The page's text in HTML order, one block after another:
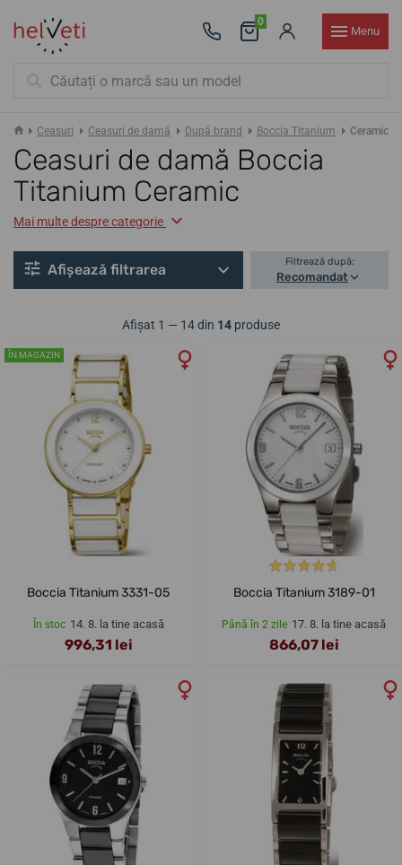
0
Menu
Ceasuri Ceasuri de damă După brand Boccia Titanium Ceramic
Ceasuri de damă Boccia
Titanium Ceramic
Mai multe despre categorie
Afișează filtrarea Filtrează după:
Recomandat
Afișat 1 — 14 din 14 produse
ÎN MAGAZIN
Boccia Titanium 3331-05
În stoc 14. 8. la tine acasă
996,31 lei
Boccia Titanium 3189-01
Până în 2 zile 17. 8. la tine acasă
866,07 lei